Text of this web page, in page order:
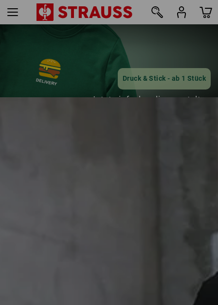
Druck & Stick - ab 1 Stück
Jetzt einfach online gestalten